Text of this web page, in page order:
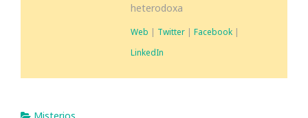
heterodoxa
Web | Twitter | Facebook |
LinkedIn